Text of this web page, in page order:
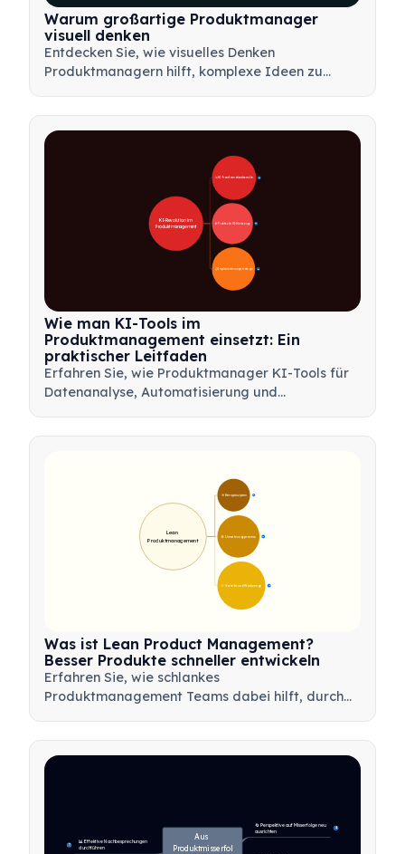
Warum großartige Produktmanager
visuell denken
Entdecken Sie, wie visuelles Denken
Produktmanagern hilft, komplexe Ideen zu
Mindmaps und Produktbäumen abzustimmen.
🚀 KI-Transformationsbereiche
🛠️ Praktische KI-Werkzeuge
📋 Implementierungsstrategie
KI-Revolution im
Produktmanagement
Wie man KI-Tools im
Produktmanagement einsetzt: Ein
praktischer Leitfaden
Erfahren Sie, wie Produktmanager KI-Tools für
Datenanalyse, Automatisierung und
🎯 Kernprinzipien 9
🛠️ Umsetzungsprozess 12
💡 Vorteile und Werkzeuge 17
Lean
Produktmanagement
Was ist Lean Product Management?
Besser Produkte schneller entwickeln
Erfahren Sie, wie schlankes
Produktmanagement Teams dabei hilft, durch
Wesentliche schneller Mehrwert zu liefern.
🔄 Perspektive auf Misserfolge neu
ausrichten
4
📊 Effektive Nachbesprechungen
durchführen
7
Aus
Produktmisserfol